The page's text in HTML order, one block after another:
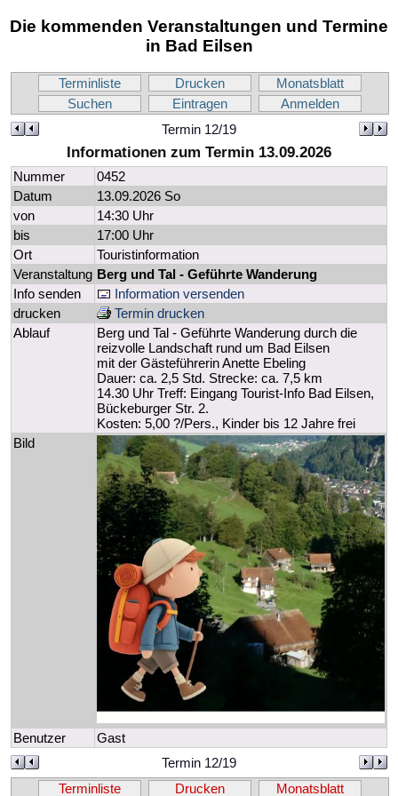
Die kommenden Veranstaltungen und Termine
in Bad Eilsen
Terminliste Drucken
Monatsblatt
Suchen
Eintragen
Anmelden
Termin 12/19
Informationen zum Termin 13.09.2026
Nummer
0452
Datum
13.09.2026 So
von
14:30 Uhr
bis
17:00 Uhr
Ort
Touristinformation
Veranstaltung Berg und Tal - Geführte Wanderung
Info senden
Information versenden
drucken
Termin drucken
Ablauf
Berg und Tal - Geführte Wanderung durch die
reizvolle Landschaft rund um Bad Eilsen
mit der Gästeführerin Anette Ebeling
Dauer: ca. 2,5 Std. Strecke: ca. 7,5 km
14.30 Uhr Treff: Eingang Tourist-Info Bad Eilsen,
Bückeburger Str. 2.
Kosten: 5,00 ?/Pers., Kinder bis 12 Jahre frei
Bild
Benutzer
Gast
Termin 12/19
Terminliste
Drucken Monatsblatt